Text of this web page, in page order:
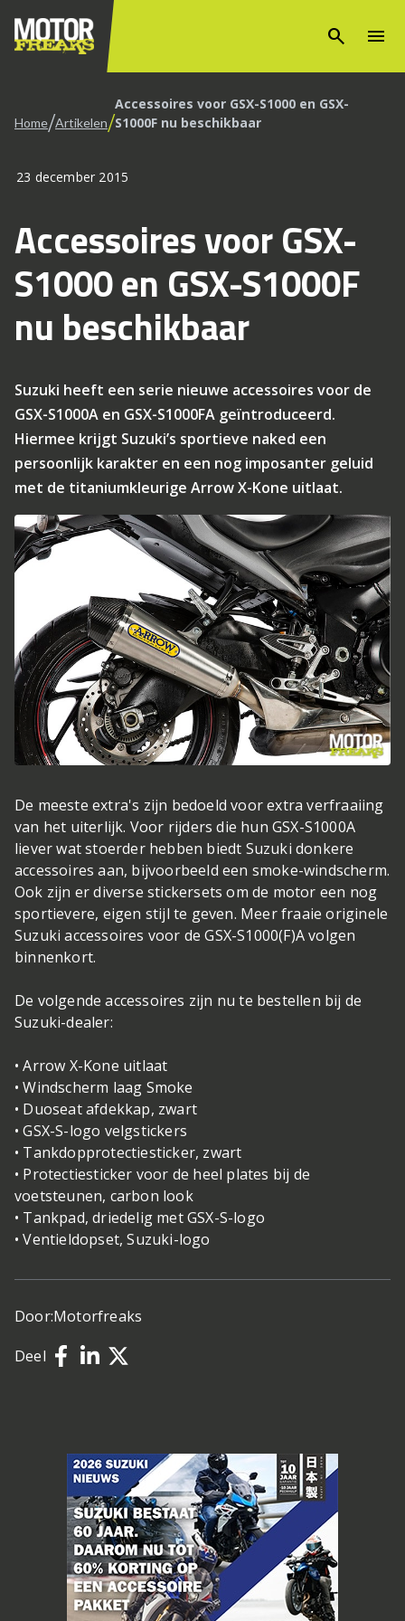
search menu
Home/Artikelen/Accessoires voor GSX-S1000 en GSX-
S1000F nu beschikbaar
23 december 2015
Accessoires voor GSX-
S1000 en GSX-S1000F
nu beschikbaar
Suzuki heeft een serie nieuwe accessoires voor de
GSX-S1000A en GSX-S1000FA geïntroduceerd.
Hiermee krijgt Suzuki’s sportieve naked een
persoonlijk karakter en een nog imposanter geluid
met de titaniumkleurige Arrow X-Kone uitlaat.
De meeste extra's zijn bedoeld voor extra verfraaiing
van het uiterlijk. Voor rijders die hun GSX-S1000A
liever wat stoerder hebben biedt Suzuki donkere
accessoires aan, bijvoorbeeld een smoke-windscherm.
Ook zijn er diverse stickersets om de motor een nog
sportievere, eigen stijl te geven. Meer fraaie originele
Suzuki accessoires voor de GSX-S1000(F)A volgen
binnenkort.
De volgende accessoires zijn nu te bestellen bij de
Suzuki-dealer:
• Arrow X-Kone uitlaat
• Windscherm laag Smoke
• Duoseat afdekkap, zwart
• GSX-S-logo velgstickers
• Tankdopprotectiesticker, zwart
• Protectiesticker voor de heel plates bij de
voetsteunen, carbon look
• Tankpad, driedelig met GSX-S-logo
• Ventieldopset, Suzuki-logo
Door:Motorfreaks
Deel